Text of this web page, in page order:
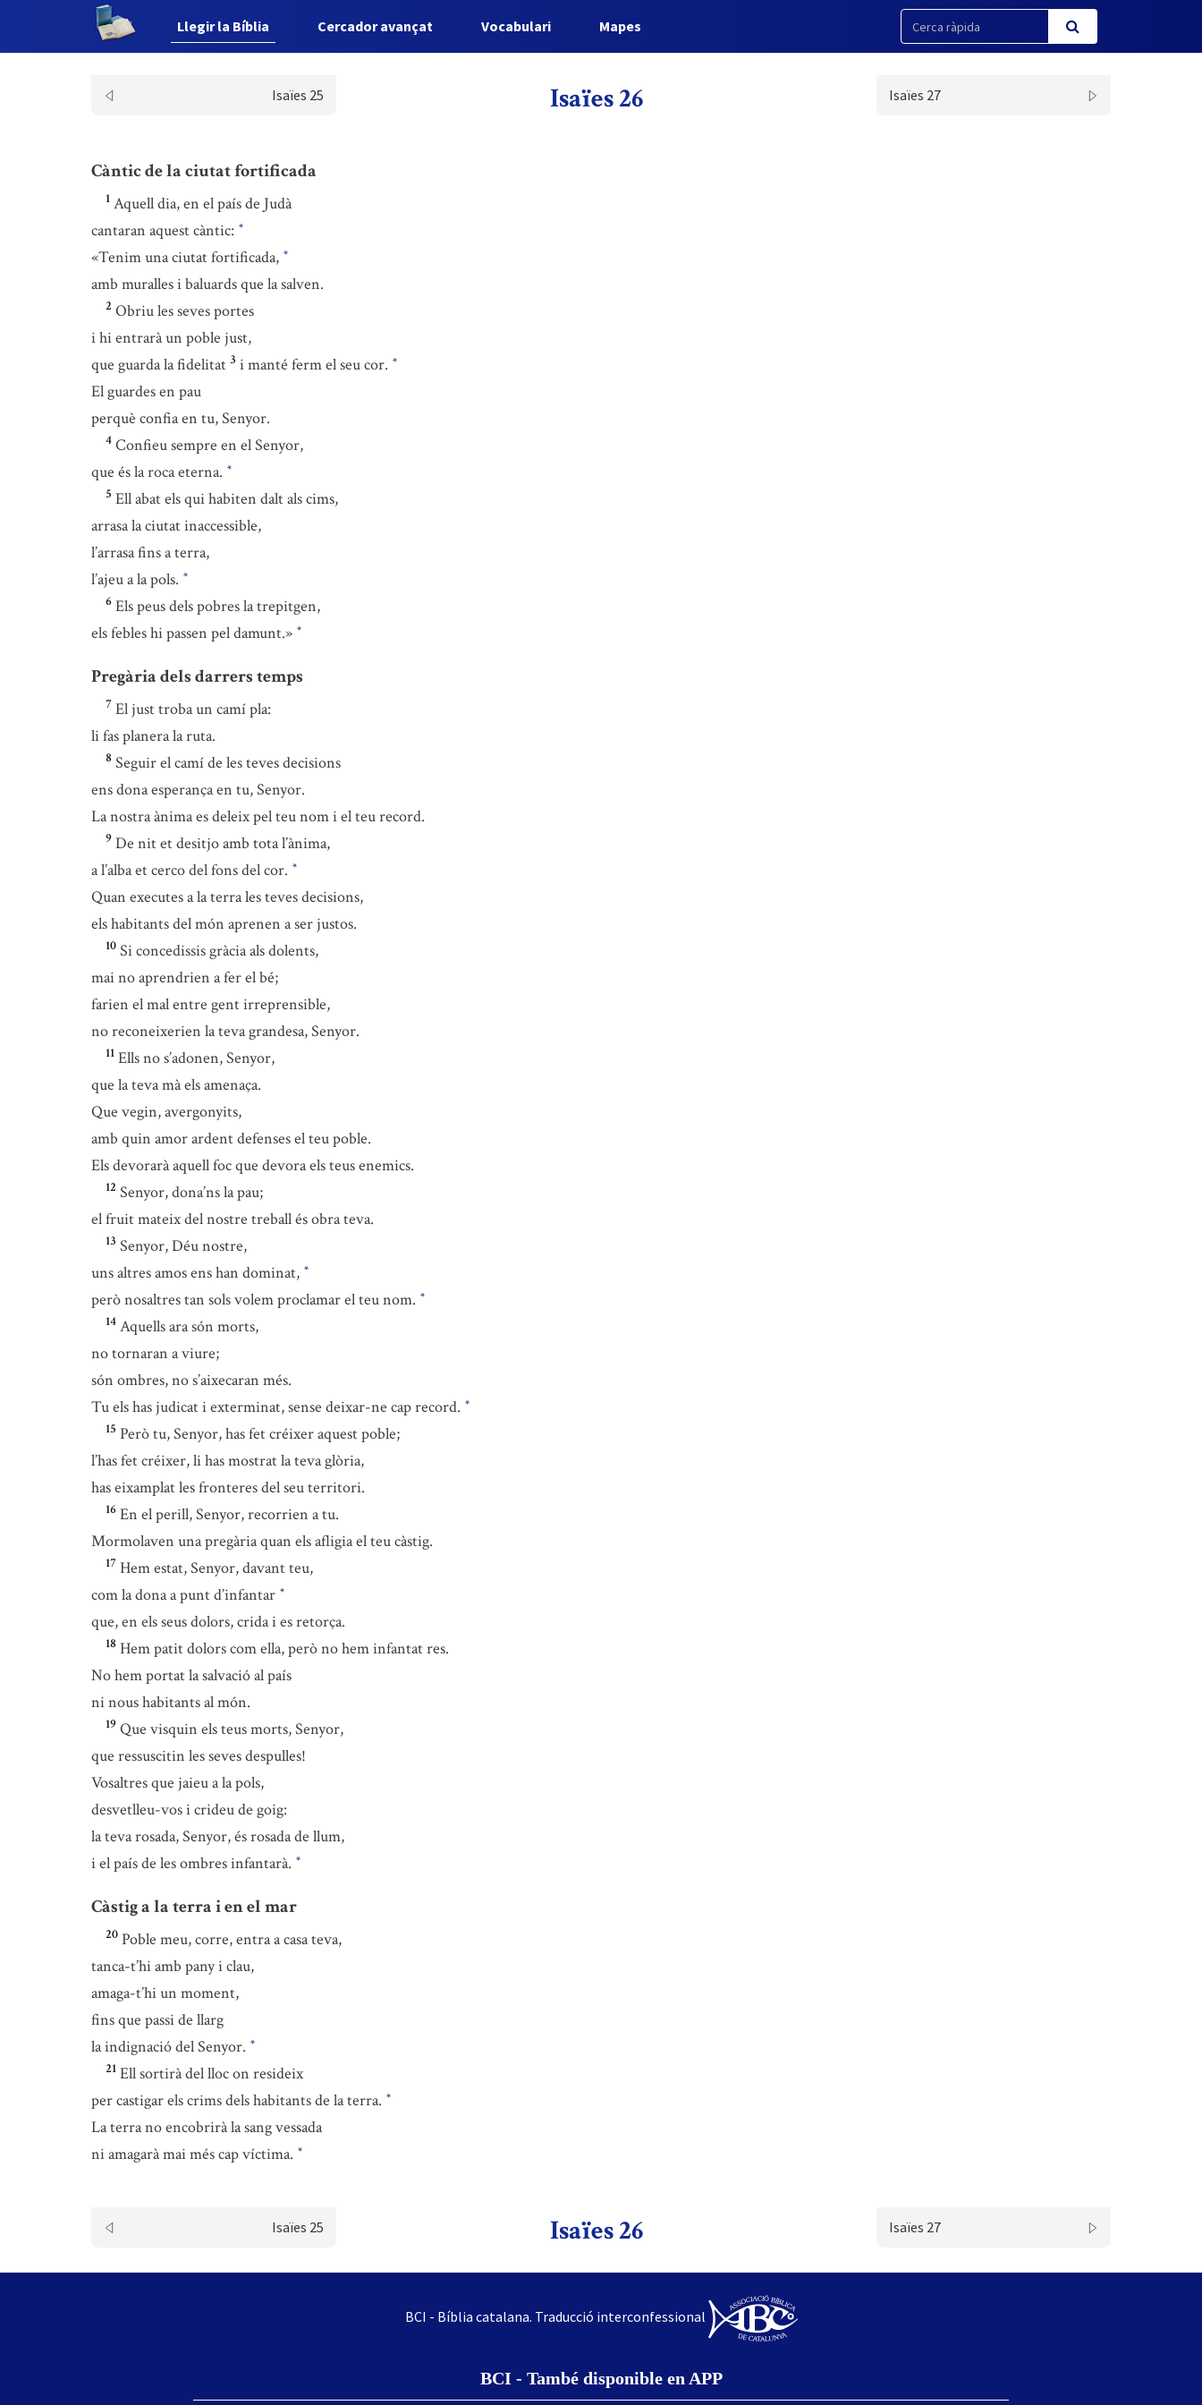
Llegir la Bíblia Cercador avançat Vocabulari Mapes
Isaïes 25 Isaïes 26 Isaïes 27
Càntic de la ciutat fortificada
1 Aquell dia, en el país de Judà
cantaran aquest càntic: *
«Tenim una ciutat fortificada, *
amb muralles i baluards que la salven.
2 Obriu les seves portes
i hi entrarà un poble just,
que guarda la fidelitat 3 i manté ferm el seu cor. *
El guardes en pau
perquè confia en tu, Senyor.
4 Confieu sempre en el Senyor,
que és la roca eterna. *
5 Ell abat els qui habiten dalt als cims,
arrasa la ciutat inaccessible,
l’arrasa fins a terra,
l’ajeu a la pols. *
6 Els peus dels pobres la trepitgen,
els febles hi passen pel damunt.» *
Pregària dels darrers temps
7 El just troba un camí pla:
li fas planera la ruta.
8 Seguir el camí de les teves decisions
ens dona esperança en tu, Senyor.
La nostra ànima es deleix pel teu nom i el teu record.
9 De nit et desitjo amb tota l’ànima,
a l’alba et cerco del fons del cor. *
Quan executes a la terra les teves decisions,
els habitants del món aprenen a ser justos.
10 Si concedissis gràcia als dolents,
mai no aprendrien a fer el bé;
farien el mal entre gent irreprensible,
no reconeixerien la teva grandesa, Senyor.
11 Ells no s’adonen, Senyor,
que la teva mà els amenaça.
Que vegin, avergonyits,
amb quin amor ardent defenses el teu poble.
Els devorarà aquell foc que devora els teus enemics.
12 Senyor, dona’ns la pau;
el fruit mateix del nostre treball és obra teva.
13 Senyor, Déu nostre,
uns altres amos ens han dominat, *
però nosaltres tan sols volem proclamar el teu nom. *
14 Aquells ara són morts,
no tornaran a viure;
són ombres, no s’aixecaran més.
Tu els has judicat i exterminat, sense deixar-ne cap record. *
15 Però tu, Senyor, has fet créixer aquest poble;
l’has fet créixer, li has mostrat la teva glòria,
has eixamplat les fronteres del seu territori.
16 En el perill, Senyor, recorrien a tu.
Mormolaven una pregària quan els afligia el teu càstig.
17 Hem estat, Senyor, davant teu,
com la dona a punt d’infantar *
que, en els seus dolors, crida i es retorça.
18 Hem patit dolors com ella, però no hem infantat res.
No hem portat la salvació al país
ni nous habitants al món.
19 Que visquin els teus morts, Senyor,
que ressuscitin les seves despulles!
Vosaltres que jaieu a la pols,
desvetlleu-vos i crideu de goig:
la teva rosada, Senyor, és rosada de llum,
i el país de les ombres infantarà. *
Càstig a la terra i en el mar
20 Poble meu, corre, entra a casa teva,
tanca-t’hi amb pany i clau,
amaga-t’hi un moment,
fins que passi de llarg
la indignació del Senyor. *
21 Ell sortirà del lloc on resideix
per castigar els crims dels habitants de la terra. *
La terra no encobrirà la sang vessada
ni amagarà mai més cap víctima. *
Isaïes 25 Isaïes 26 Isaïes 27
BCI - Bíblia catalana. Traducció interconfessional
BCI - També disponible en APP